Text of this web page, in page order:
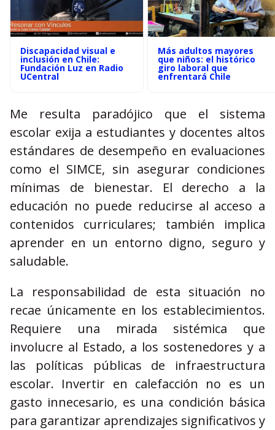
Discapacidad visual e
inclusión en Chile:
Fundación Luz en Radio
UCentral
Más adultos mayores
que niños: el histórico
giro laboral que
enfrentará Chile
Me resulta paradójico que el sistema
escolar exija a estudiantes y docentes altos
estándares de desempeño en evaluaciones
como el SIMCE, sin asegurar condiciones
mínimas de bienestar. El derecho a la
educación no puede reducirse al acceso a
contenidos curriculares; también implica
aprender en un entorno digno, seguro y
saludable.
La responsabilidad de esta situación no
recae únicamente en los establecimientos.
Requiere una mirada sistémica que
involucre al Estado, a los sostenedores y a
las políticas públicas de infraestructura
escolar. Invertir en calefacción no es un
gasto innecesario, es una condición básica
para garantizar aprendizajes significativos y